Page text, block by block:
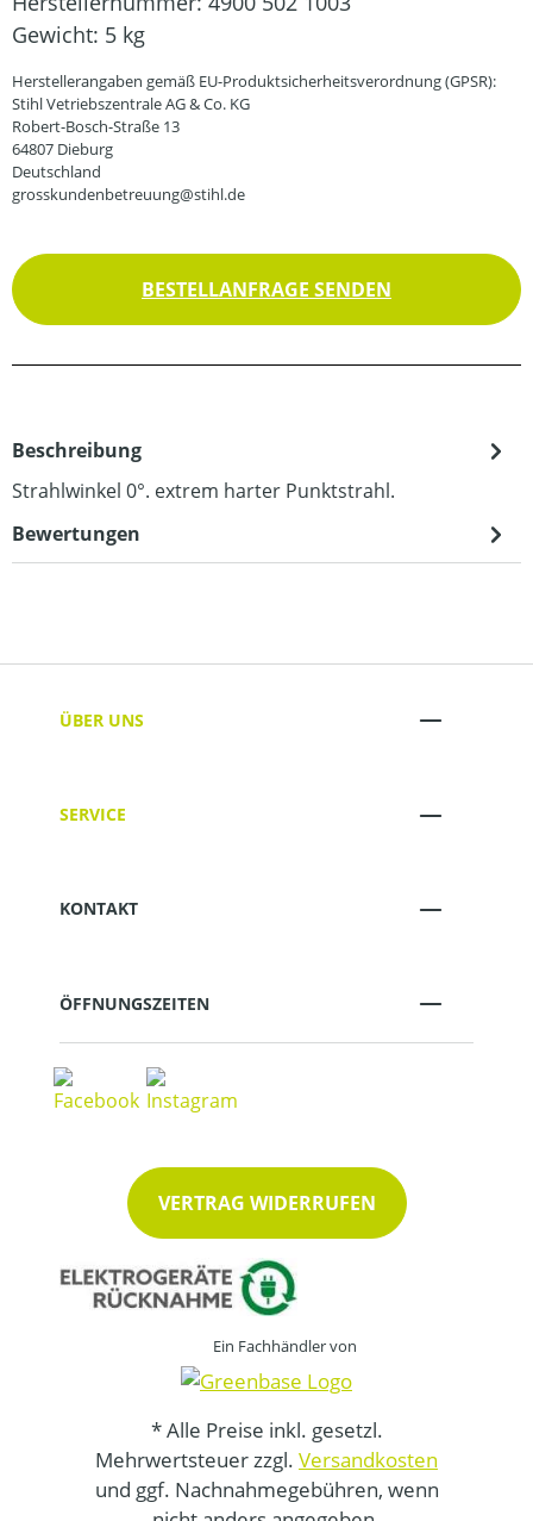
Gewicht: 5 kg
Herstellerangaben gemäß EU-Produktsicherheitsverordnung (GPSR):
Stihl Vetriebszentrale AG & Co. KG
Robert-Bosch-Straße 13
64807 Dieburg
Deutschland
grosskundenbetreuung@stihl.de
BESTELLANFRAGE SENDEN
Beschreibung
Strahlwinkel 0°. extrem harter Punktstrahl.
Bewertungen
ÜBER UNS
SERVICE
KONTAKT
ÖFFNUNGSZEITEN
VERTRAG WIDERRUFEN
Ein Fachhändler von
* Alle Preise inkl. gesetzl.
Mehrwertsteuer zzgl. Versandkosten
und ggf. Nachnahmegebühren, wenn